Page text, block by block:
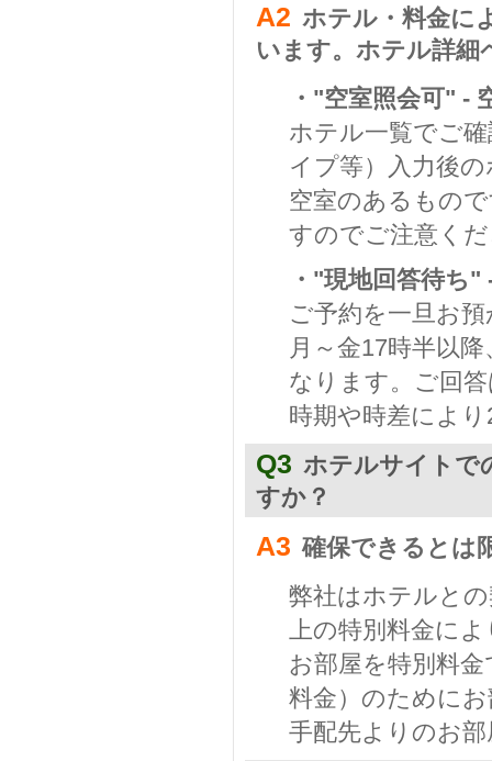
A2 ホテル・料金に
います。ホテル詳細
・"空室照会可" -
ホテル一覧でご
イプ等）入力後
空室のあるもの
すのでご注意く
・"現地回答待ち
ご予約を一旦お
月～金17時半以
なります。ご回
時期や時差によ
Q3 ホテルサイトで
すか？
A3 確保できるとは
弊社はホテルと
上の特別料金に
お部屋を特別料
料金）のために
手配先よりのお